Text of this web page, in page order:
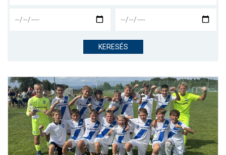
NYITÓLAP
AKADÉMIA
MÉRKŐZÉSEK
GALÉRIA
JELENTKEZÉS
SZURKOLÓI ÉLMÉNYEK
KERESÉS